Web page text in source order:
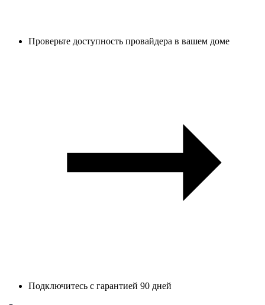
Проверьте доступность провайдера в вашем доме
Подключитесь с гарантией 90 дней